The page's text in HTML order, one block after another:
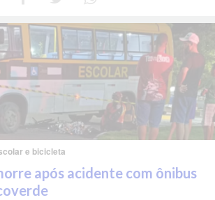
e bicicleta
após acidente com ônibus